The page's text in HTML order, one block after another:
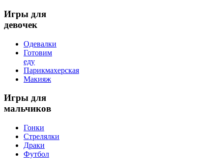
Игры для
девочек
Одевалки
Готовим
еду
Парикмахерская
Макияж
Игры для
мальчиков
Гонки
Стрелялки
Драки
Футбол